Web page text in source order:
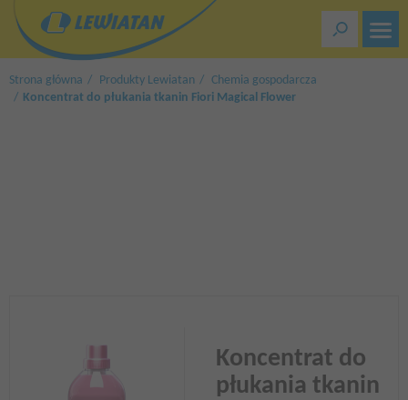
treści
Strona główna Produkty Lewiatan
Chemia gospodarcza
Koncentrat do płukania tkanin Fiori Magical Flower
Koncentrat do
płukania tkanin